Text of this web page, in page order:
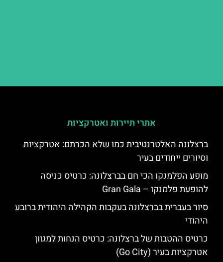
אתרי תיירות ואטרקציות
ברצלונה האלטרנטיבית כמו שלא הכרתם: אטרקציות
וסיורים ייחודים בעיר
מופע הפלמנקו הכי חם בברצלונה: כרטיס כניסה
להופעת פלמנקו – Gran Gala
סיור בעברית בברצלונה בעקבות הקהילה היהודית ברובע
היהודי
כרטיס ההטבות של ברצלונה: כרטיס הנחות למגוון
אטרקציות בעיר (Go City)